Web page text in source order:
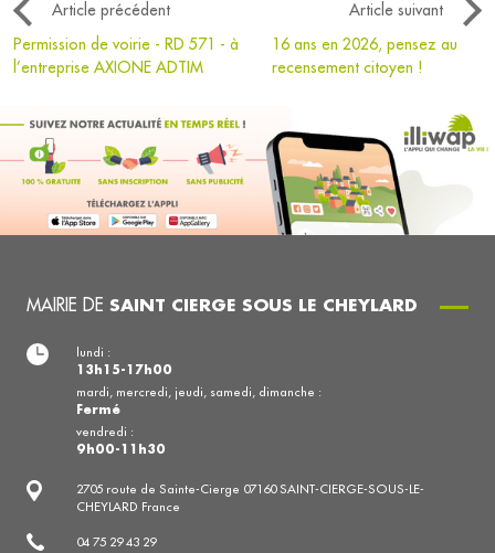
Article précédent
Article suivant
Permission de voirie - RD 571 - à
l’entreprise AXIONE ADTIM
16 ans en 2026, pensez au
recensement citoyen !
MAIRIE DE SAINT CIERGE SOUS LE CHEYLARD
2705 route de Sainte-Cierge 07160 SAINT-CIERGE-SOUS-LE-
CHEYLARD France
04 75 29 43 29
lundi :
13h15-17h00
mardi, mercredi, jeudi, samedi, dimanche :
Fermé
vendredi :
9h00-11h30